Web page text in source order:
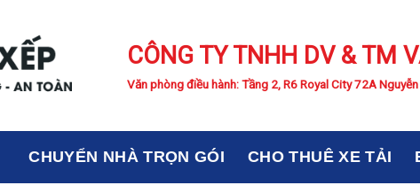
CÔNG TY TNHH DV & TM
Văn phòng điều hành: Tầng 2, R6 Royal City 72A
CHUYỂN NHÀ TRỌN GÓI CHO THUÊ XE TẢI